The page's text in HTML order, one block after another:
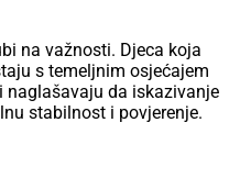
na važnosti. Djeca koja
s temeljnim osjećajem
da iskazivanje
stabilnost i povjerenje.